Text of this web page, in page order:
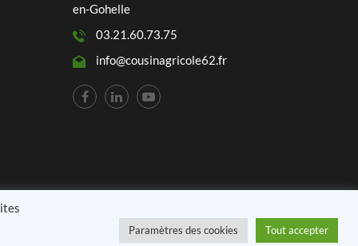
en-Gohelle
03.21.60.73.75
info@cousinagricole62.fr
Paramètres des cookies Tout accepter